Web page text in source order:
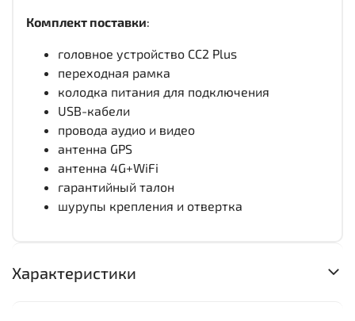
Комплект поставки:
головное устройство CC2 Plus
переходная рамка
колодка питания для подключения
USB-кабели
провода аудио и видео
антенна GPS
антенна 4G+WiFi
гарантийный талон
шурупы крепления и отвертка
Характеристики